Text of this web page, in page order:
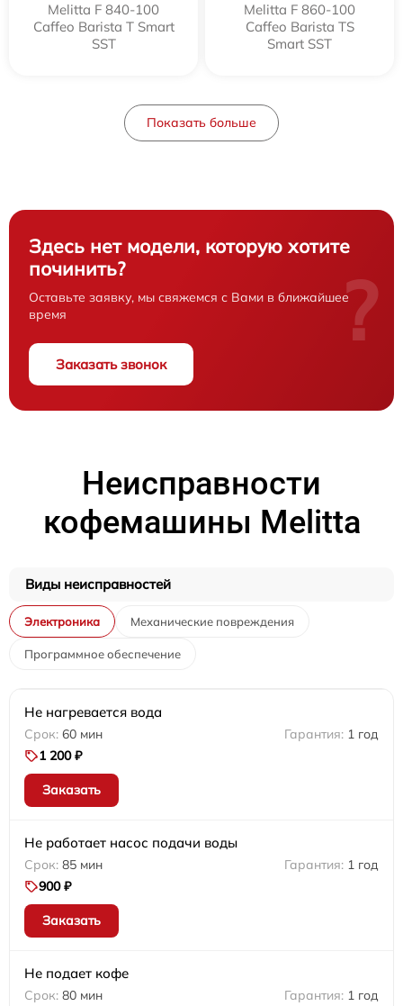
Melitta F 840-100
Caffeo Barista T Smart
SST
Melitta F 860-100
Caffeo Barista TS
Smart SST
Показать больше
Здесь нет модели, которую хотите
починить?
Оставьте заявку, мы свяжемся с Вами в ближайшее
время
Заказать звонок
?
Неисправности
кофемашины Melitta
Виды неисправностей
Электроника Механические повреждения
Программное обеспечение
Не нагревается вода
60 мин
1 год
1 200 ₽
Заказать
Не работает насос подачи воды
85 мин
1 год
900 ₽
Заказать
Не подает кофе
80 мин 1 год